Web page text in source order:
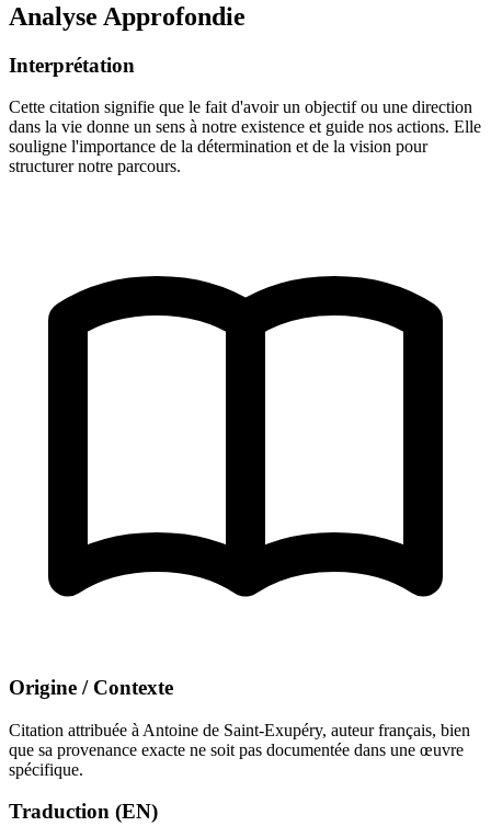
Analyse Approfondie
Interprétation
Cette citation signifie que le fait d'avoir un objectif ou une direction
dans la vie donne un sens à notre existence et guide nos actions. Elle
souligne l'importance de la détermination et de la vision pour
structurer notre parcours.
Origine / Contexte
Citation attribuée à Antoine de Saint-Exupéry, auteur français, bien
que sa provenance exacte ne soit pas documentée dans une œuvre
spécifique.
Traduction (EN)